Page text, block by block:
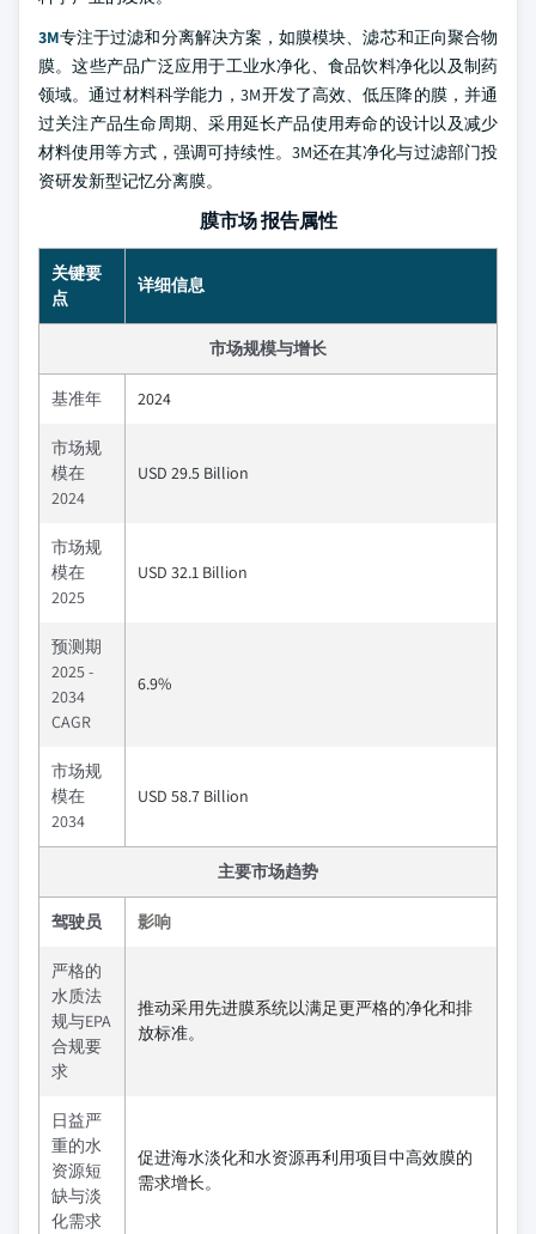
3M专注于过滤和分离解决方案，如膜模块、滤芯和正向聚合物
膜。这些产品广泛应用于工业水净化、食品饮料净化以及制药
领域。通过材料科学能力，3M开发了高效、低压降的膜，并通
过关注产品生命周期、采用延长产品使用寿命的设计以及减少
材料使用等方式，强调可持续性。3M还在其净化与过滤部门投
资研发新型记忆分离膜。
膜市场 报告属性
关键要
点
详细信息
市场规模与增长
基准年 2024
市场规
模在
2024
USD 29.5 Billion
市场规
模在
2025
USD 32.1 Billion
预测期
2025 -
2034
CAGR
6.9%
市场规
模在
2034
USD 58.7 Billion
主要市场趋势
驾驶员 影响
严格的
水质法
规与EPA
合规要
求
推动采用先进膜系统以满足更严格的净化和排
放标准。
日益严
重的水
资源短
缺与淡
化需求
促进海水淡化和水资源再利用项目中高效膜的
需求增长。